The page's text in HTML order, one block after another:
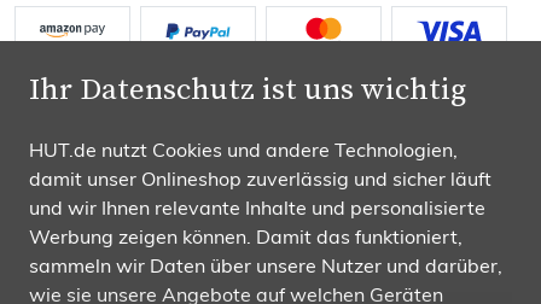
Ihr Datenschutz ist uns wichtig
HUT.de nutzt Cookies und andere Technologien,
damit unser Onlineshop zuverlässig und sicher läuft
und wir Ihnen relevante Inhalte und personalisierte
Werbung zeigen können. Damit das funktioniert,
sammeln wir Daten über unsere Nutzer und darüber,
wie sie unsere Angebote auf welchen Geräten
Wir versenden mit